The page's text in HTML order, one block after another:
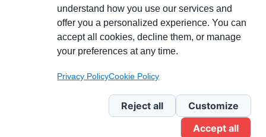
Il Giornale delle PMI.
Testata giornalistica
registrata al Tribunale di
Milano n. 353 del 19
novembre 2013 Powered By
Privacy PolicyCookie
understand how you use our services and
offer you a personalized experience. You can
accept all cookies, decline them, or manage
your preferences at any time.
Privacy PolicyCookie Policy
Reject all
Customize
Accept all